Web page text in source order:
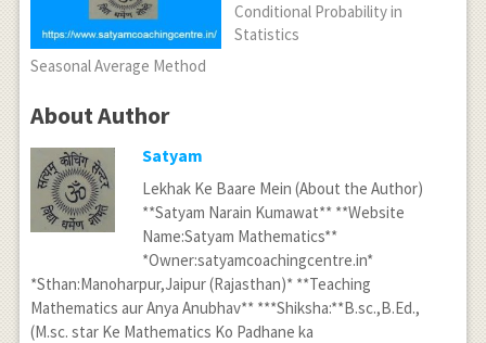
Seasonal Average Method
Conditional Probability in
Statistics
About Author
Satyam
Lekhak Ke Baare Mein (About the Author)
**Satyam Narain Kumawat** **Website
Name:Satyam Mathematics**
*Owner:satyamcoachingcentre.in*
*Sthan:Manoharpur,Jaipur (Rajasthan)* **Teaching
Mathematics aur Anya Anubhav** ***Shiksha:**B.sc.,B.Ed.,
(M.sc. star Ke Mathematics Ko Padhane ka